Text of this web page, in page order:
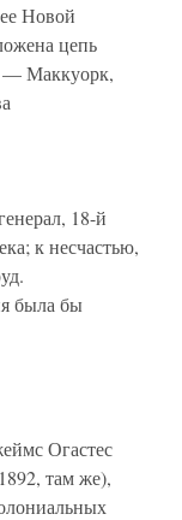
Новой
цепь
— Маккуорк,
18-й
к несчастью,
была бы
Огастес
там же),